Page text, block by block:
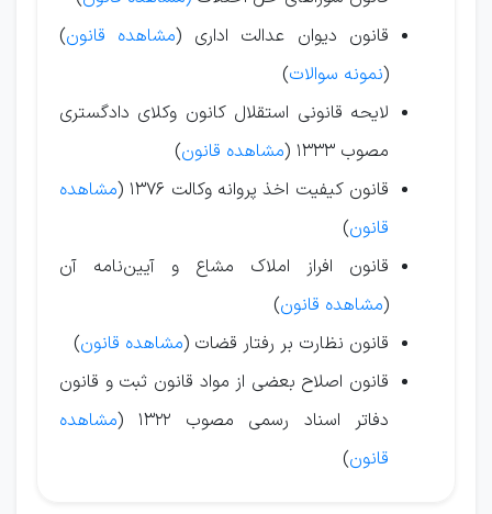
قانون دیوان عدالت اداری (مشاهده قانون)
(نمونه سوالات)
لایحه قانونی استقلال کانون وکلای دادگستری
مصوب ۱۳۳۳ (
مشاهده قانون)
قانون کیفیت اخذ پروانه وکالت ۱۳۷۶ (
مشاهده
قانون)
قانون افراز املاک مشاع و آیین‌نامه آن
(مشاهده قانون)
قانون نظارت بر رفتار قضات (مشاهده قانون)
قانون اصلاح بعضی از مواد قانون ثبت و قانون
دفاتر اسناد رسمی مصوب ۱۳۲۲ (
مشاهده
قانون)